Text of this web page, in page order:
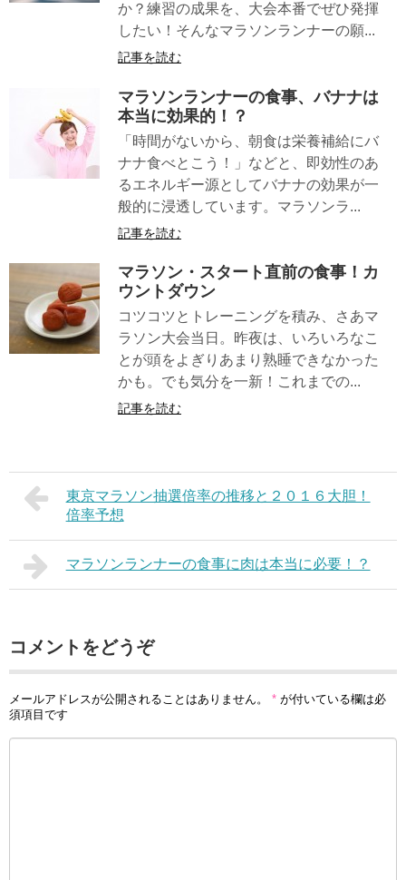
か？練習の成果を、大会本番でぜひ発揮
したい！そんなマラソンランナーの願...
記事を読む
マラソンランナーの食事、バナナは
本当に効果的！？
「時間がないから、朝食は栄養補給にバ
ナナ食べとこう！」などと、即効性のあ
るエネルギー源としてバナナの効果が一
般的に浸透しています。マラソンラ...
記事を読む
マラソン・スタート直前の食事！カ
ウントダウン
コツコツとトレーニングを積み、さあマ
ラソン大会当日。昨夜は、いろいろなこ
とが頭をよぎりあまり熟睡できなかった
かも。でも気分を一新！これまでの...
記事を読む
東京マラソン抽選倍率の推移と２０１６大胆！
倍率予想
マラソンランナーの食事に肉は本当に必要！？
コメントをどうぞ
メールアドレスが公開されることはありません。 * が付いている欄は必
須項目です